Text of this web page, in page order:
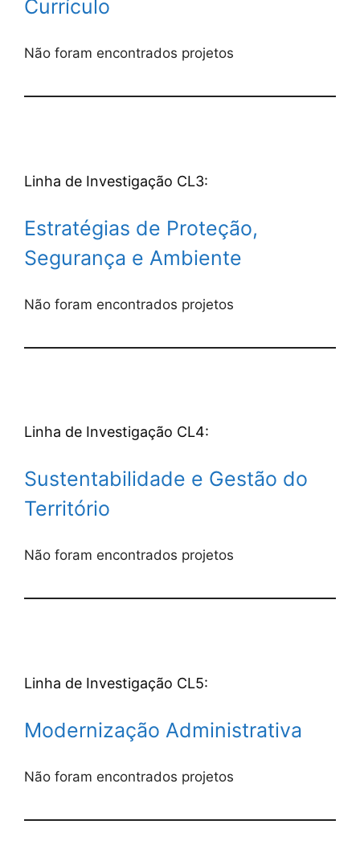
Currículo
Não foram encontrados projetos
Linha de Investigação CL3:
Estratégias de Proteção,
Segurança e Ambiente
Não foram encontrados projetos
Linha de Investigação CL4:
Sustentabilidade e Gestão do
Território
Não foram encontrados projetos
Linha de Investigação CL5:
Modernização Administrativa
Não foram encontrados projetos